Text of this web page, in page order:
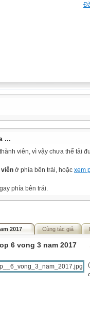
...
viên, vì vậy chưa thể tải
ở phía bên trái, hoặc xem
phía bên trái.
2017 Cùng tác giả
6 vong 3 nam 2017
(